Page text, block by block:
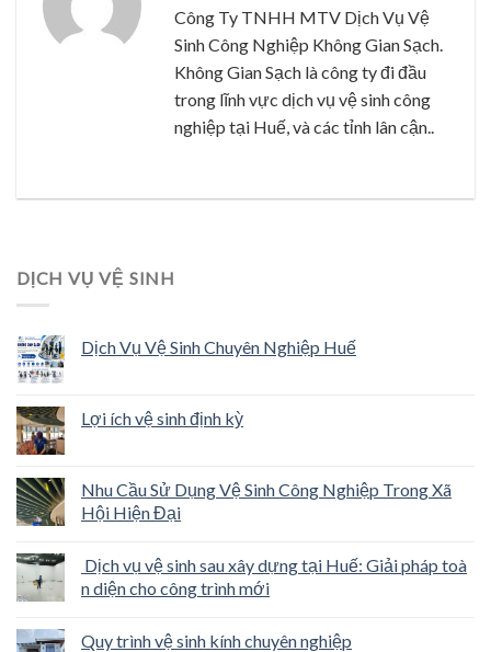
Công Ty TNHH MTV Dịch Vụ Vệ
Sinh Công Nghiệp Không Gian Sạch.
Không Gian Sạch là công ty đi đầu
trong lĩnh vực dịch vụ vệ sinh công
nghiệp tại Huế, và các tỉnh lân cận..
DỊCH VỤ VỆ SINH
Dịch Vụ Vệ Sinh Chuyên Nghiệp Huế
Lợi ích vệ sinh định kỳ
Nhu Cầu Sử Dụng Vệ Sinh Công Nghiệp Trong Xã
Hội Hiện Đại
Dịch vụ vệ sinh sau xây dựng tại Huế: Giải pháp toà
n diện cho công trình mới
Quy trình vệ sinh kính chuyên nghiệp